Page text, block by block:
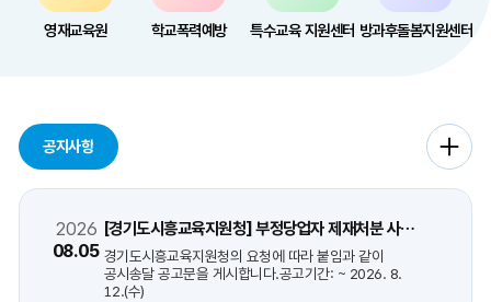
영재교육원 학교폭력예방 특수교육 지원센터 방과후돌봄지원센터
공지사항
공지사
더보기
2026
08.05
[경기도시흥교육지원청] 부정당업자 제재처분 사전통지(청문실시통지) 공시송달 공고문 게시
경기도시흥교육지원청의 요청에 따라 붙임과 같이
공시송달 공고문을 게시합니다.공고기간: ~ 2026. 8.
12.(수)